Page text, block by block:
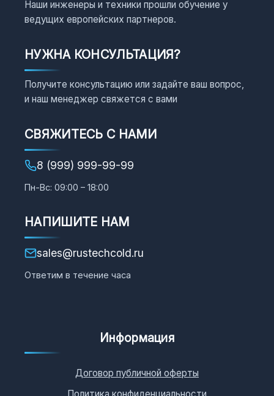
Наши инженеры и техники прошли обучение у
ведущих европейских партнеров.
НУЖНА КОНСУЛЬТАЦИЯ?
Получите консультацию или задайте ваш вопрос,
и наш менеджер свяжется с вами
СВЯЖИТЕСЬ С НАМИ
8 (999) 999-99-99
Пн-Вс: 09:00 – 18:00
НАПИШИТЕ НАМ
sales@rustechcold.ru
Ответим в течение часа
Информация
Договор публичной оферты